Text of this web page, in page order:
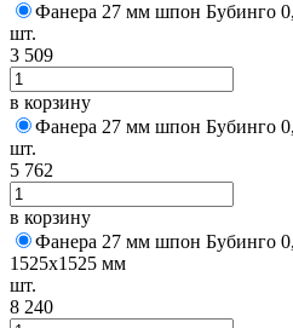
Фанера 27 мм шпон Бубинго
шт.
3 509
в корзину
Фанера 27 мм шпон Бубинго
шт.
5 762
в корзину
Фанера 27 мм шпон Бубинго
1525х1525 мм
шт.
8 240